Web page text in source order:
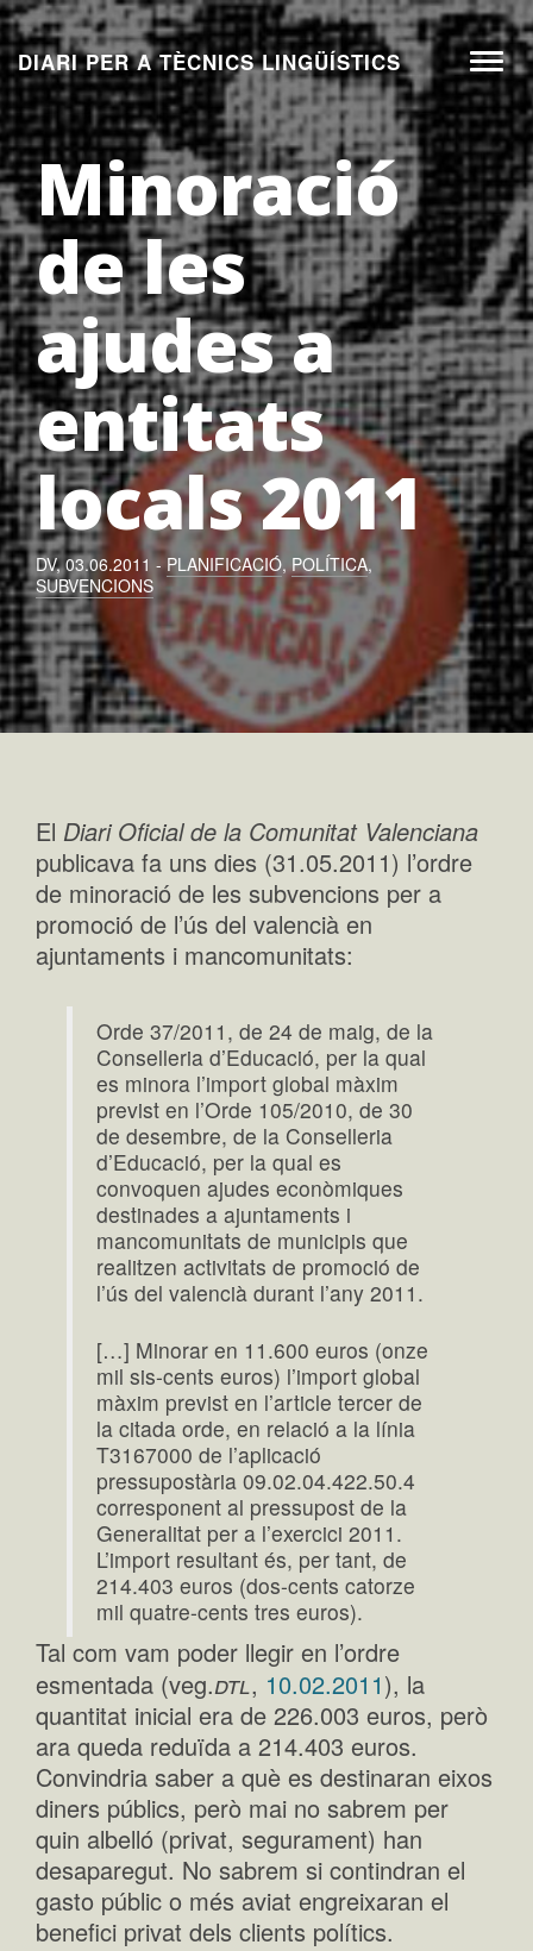
Aneu
al
contingut
DIARI PER A TÈCNICS LINGÜÍSTICS
Minoració
de les
ajudes a
entitats
locals 2011
DV, 03.06.2011 - PLANIFICACIÓ,POLÍTICA,
SUBVENCIONS
El Diari Oficial de la Comunitat Valenciana
publicava fa uns dies (31.05.2011) l’ordre
de minoració de les subvencions per a
promoció de l’ús del valencià en
ajuntaments i mancomunitats:
Orde 37/2011, de 24 de maig, de la
Conselleria d’Educació, per la qual
es minora l’import global màxim
previst en l’Orde 105/2010, de 30
de desembre, de la Conselleria
d’Educació, per la qual es
convoquen ajudes econòmiques
destinades a ajuntaments i
mancomunitats de municipis que
realitzen activitats de promoció de
l’ús del valencià durant l’any 2011.
[…] Minorar en 11.600 euros (onze
mil sis-cents euros) l’import global
màxim previst en l’article tercer de
la citada orde, en relació a la línia
T3167000 de l’aplicació
pressupostària 09.02.04.422.50.4
corresponent al pressupost de la
Generalitat per a l’exercici 2011.
L’import resultant és, per tant, de
214.403 euros (dos-cents catorze
mil quatre-cents tres euros).
Tal com vam poder llegir en l’ordre
esmentada (veg.dtl, 10.02.2011), la
quantitat inicial era de 226.003 euros, però
ara queda reduïda a 214.403 euros.
Convindria saber a què es destinaran eixos
diners públics, però mai no sabrem per
quin albelló (privat, segurament) han
desaparegut. No sabrem si contindran el
gasto públic o més aviat engreixaran el
benefici privat dels clients polítics.